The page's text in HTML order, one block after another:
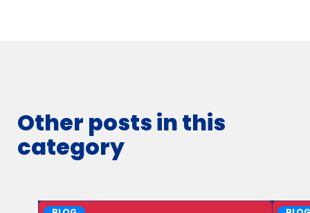
Other posts in this
category